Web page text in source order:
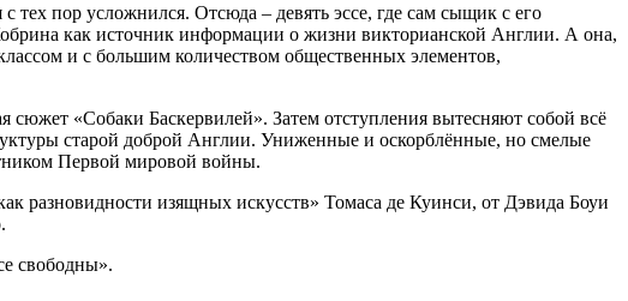
пор усложнился. Отсюда – девять эссе, где сам сыщик с его
как источник информации о жизни викторианской Англии. А она,
и с большим количеством общественных элементов,
сюжет «Собаки Баскервилей». Затем отступления вытесняют собой всё
старой доброй Англии. Униженные и оскорблённые, но смелые
Первой мировой войны.
разновидности изящных искусств» Томаса де Куинси, от Дэвида Боуи
свободны».